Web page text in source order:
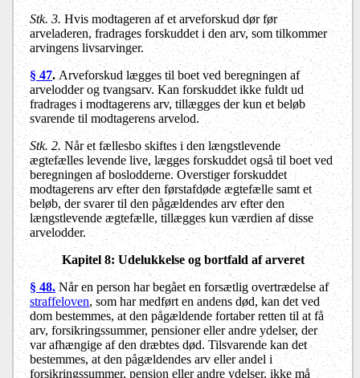
Stk. 3. Hvis modtageren af et arveforskud dør før
arveladeren, fradrages forskuddet i den arv, som tilkommer
arvingens livsarvinger.
§ 47. Arveforskud lægges til boet ved beregningen af
arvelodder og tvangsarv. Kan forskuddet ikke fuldt ud
fradrages i modtagerens arv, tillægges der kun et beløb
svarende til modtagerens arvelod.
Stk. 2. Når et fællesbo skiftes i den længstlevende
ægtefælles levende live, lægges forskuddet også til boet ved
beregningen af boslodderne. Overstiger forskuddet
modtagerens arv efter den førstafdøde ægtefælle samt et
beløb, der svarer til den pågældendes arv efter den
længstlevende ægtefælle, tillægges kun værdien af disse
arvelodder.
Kapitel 8: Udelukkelse og bortfald af arveret
§ 48. Når en person har begået en forsætlig overtrædelse af
straffeloven, som har medført en andens død, kan det ved
dom bestemmes, at den pågældende fortaber retten til at få
arv, forsikringssummer, pensioner eller andre ydelser, der
var afhængige af den dræbtes død. Tilsvarende kan det
bestemmes, at den pågældendes arv eller andel i
forsikringssummer, pension eller andre ydelser, ikke må